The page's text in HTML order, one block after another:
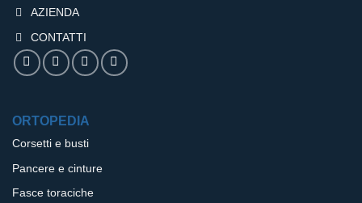
AZIENDA
CONTATTI
ORTOPEDIA
Corsetti e busti
Pancere e cinture
Fasce toraciche